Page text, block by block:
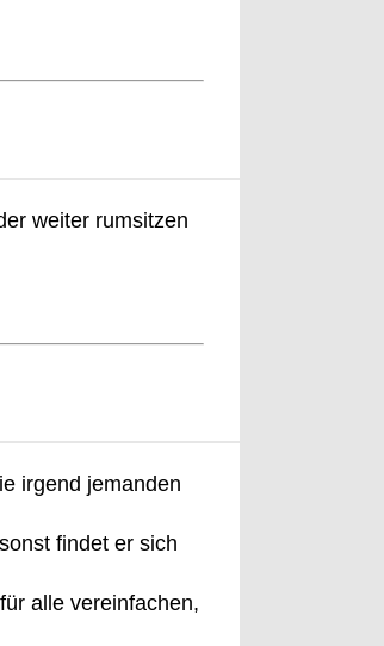
weiter rumsitzen
irgend jemanden
findet er sich
alle vereinfachen,